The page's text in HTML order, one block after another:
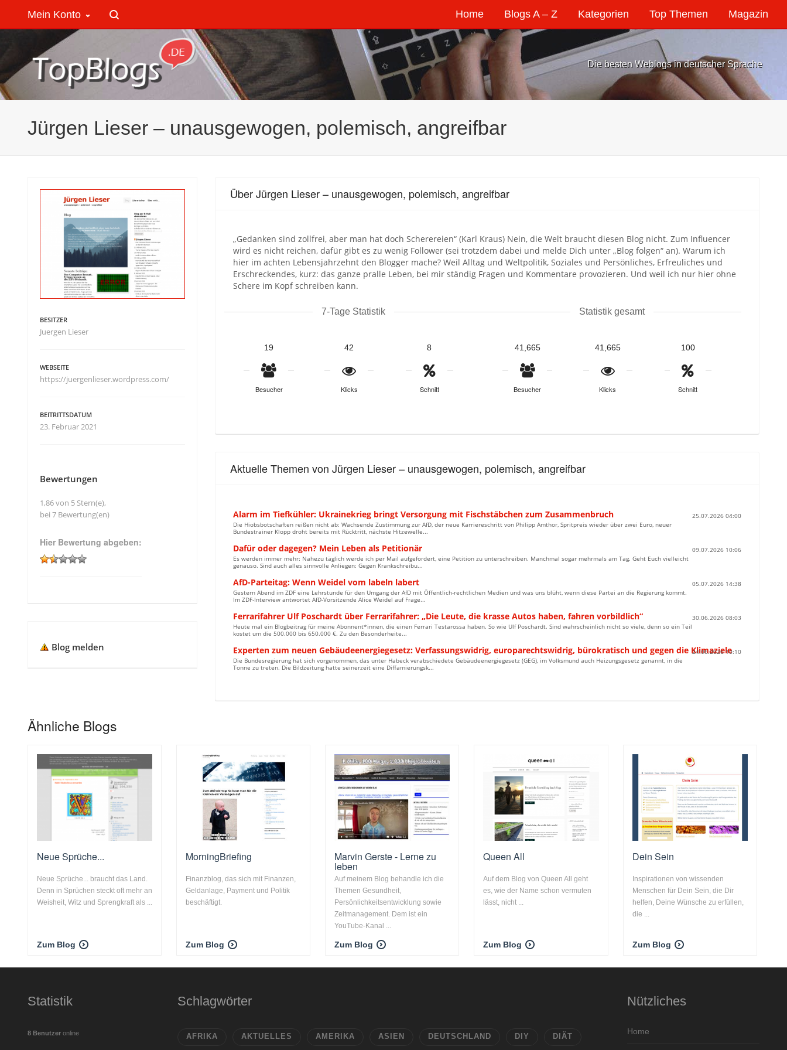
Home Blogs A – Z Kategorien Top Themen Magazin
Mein Konto
Die besten Weblogs in deutscher Sprache
Jürgen Lieser – unausgewogen, polemisch, angreifbar
Über Jürgen Lieser – unausgewogen, polemisch, angreifbar
„Gedanken sind zollfrei, aber man hat doch Scherereien“ (Karl Kraus) Nein, die Welt braucht diesen Blog nicht. Zum Influencer
wird es nicht reichen, dafür gibt es zu wenig Follower (sei trotzdem dabei und melde Dich unter „Blog folgen“ an). Warum ich
hier im achten Lebensjahrzehnt den Blogger mache? Weil Alltag und Weltpolitik, Soziales und Persönliches, Erfreuliches und
Erschreckendes, kurz: das ganze pralle Leben, bei mir ständig Fragen und Kommentare provozieren. Und weil ich nur hier ohne
Schere im Kopf schreiben kann.
7-Tage Statistik
19
Besucher
42
Klicks
8
Schnitt
Statistik gesamt
41,665
Besucher
41,665
Klicks
100
Schnitt
Aktuelle Themen von Jürgen Lieser – unausgewogen, polemisch, angreifbar
Alarm im Tiefkühler: Ukrainekrieg bringt Versorgung mit Fischstäbchen zum Zusammenbruch
25.07.2026 04:00
Die Hiobsbotschaften reißen nicht ab: Wachsende Zustimmung zur AfD, der neue Karriereschritt von Philipp Amthor, Spritpreis wieder über zwei Euro, neuer
Bundestrainer Klopp droht bereits mit Rücktritt, nächste Hitzewelle...
Dafür oder dagegen? Mein Leben als Petitionär
09.07.2026 10:06
Es werden immer mehr: Nahezu täglich werde ich per Mail aufgefordert, eine Petition zu unterschreiben. Manchmal sogar mehrmals am Tag. Geht Euch vielleicht
genauso. Sind auch alles sinnvolle Anliegen: Gegen Krankschreibu...
AfD-Parteitag: Wenn Weidel vom labeln labert
05.07.2026 14:38
Gestern Abend im ZDF eine Lehrstunde für den Umgang der AfD mit Öffentlich-rechtlichen Medien und was uns blüht, wenn diese Partei an die Regierung kommt.
Im ZDF-Interview antwortet AfD-Vorsitzende Alice Weidel auf Frage...
Ferrarifahrer Ulf Poschardt über Ferrarifahrer: „Die Leute, die krasse Autos haben, fahren vorbildlich“
30.06.2026 08:03
Heute mal ein Blogbeitrag für meine Abonnent*innen, die einen Ferrari Testarossa haben. So wie Ulf Poschardt. Sind wahrscheinlich nicht so viele, denn so ein Teil
kostet um die 500.000 bis 650.000 €. Zu den Besonderheite...
Experten zum neuen Gebäudeenergiegesetz: Verfassungswidrig, europarechtswidrig, bürokratisch und gegen die Klimaziele
24.06.2026 10:10
Die Bundesregierung hat sich vorgenommen, das unter Habeck verabschiedete Gebäudeenergiegesetz (GEG), im Volksmund auch Heizungsgesetz genannt, in die
Tonne zu treten. Die Bildzeitung hatte seinerzeit eine Diffamierungsk...
BESITZER
Juergen Lieser
WEBSEITE
https://juergenlieser.wordpress.com/
BEITRITTSDATUM
23. Februar 2021
Bewertungen
1,86 von 5 Stern(e),
bei 7 Bewertung(en)
Hier Bewertung abgeben:
Blog melden
Ähnliche Blogs
Neue Sprüche...
Neue Sprüche... braucht das Land.
Denn in Sprüchen steckt oft mehr an
Weisheit, Witz und Sprengkraft als ...
Zum Blog
MorningBriefing
Finanzblog, das sich mit Finanzen,
Geldanlage, Payment und Politik
beschäftigt.
Zum Blog
Marvin Gerste - Lerne zu
leben
Auf meinem Blog behandle ich die
Themen Gesundheit,
Persönlichkeitsentwicklung sowie
Zeitmanagement. Dem ist ein
YouTube-Kanal ...
Zum Blog
Queen All
Auf dem Blog von Queen All geht
es, wie der Name schon vermuten
lässt, nicht ...
Zum Blog
Dein Sein
Inspirationen von wissenden
Menschen für Dein Sein, die Dir
helfen, Deine Wünsche zu erfüllen,
die ...
Zum Blog
Statistik
8 Benutzer online
Schlagwörter
AFRIKA AKTUELLES AMERIKA ASIEN DEUTSCHLAND DIY DIÄT
Nützliches
Home